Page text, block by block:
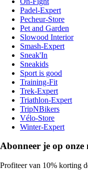
Padel-Expert
Pecheur-Store
Pet and Garden
Slowood Interior
Smash-Expert
Sneak'In
Sneakids
Sport is good
Training-Fit
Trek-Expert
Triathlon-Expert
TripNBikers
Vélo-Store
Winter-Expert
Abonneer je op onze
Profiteer van 10% korting